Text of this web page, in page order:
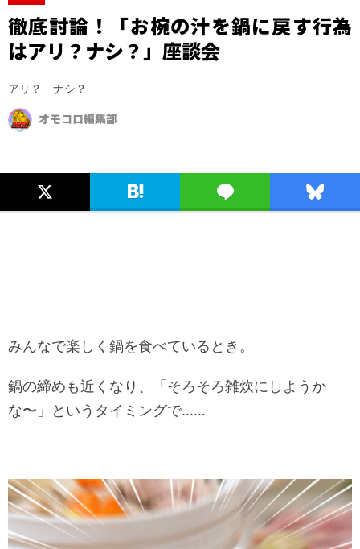
徹底討論！「お椀の汁を鍋に戻す行為
はアリ？ナシ？」座談会
アリ？ ナシ？
オモコロ編集部
みんなで楽しく鍋を食べているとき。
鍋の締めも近くなり、「そろそろ雑炊にしようか
な〜」というタイミングで……